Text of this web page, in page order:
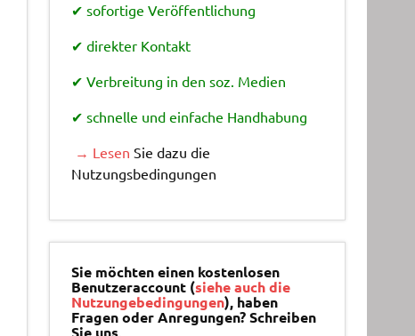
✔ sofortige Veröffentlichung
✔ direkter Kontakt
✔ Verbreitung in den soz. Medien
✔ schnelle und einfache Handhabung
→ Lesen Sie dazu die
Nutzungsbedingungen
Sie möchten einen kostenlosen
Benutzeraccount (siehe auch die
Nutzungebedingungen), haben
Fragen oder Anregungen? Schreiben
Sie uns.